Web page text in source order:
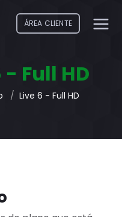
ÁREA CLIENTE
- Full HD
Live 6 - Full HD